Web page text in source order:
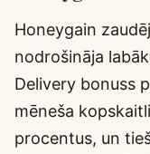
Honeygain
nodrošināja
Delivery bonuss
mēneša
procentus, un